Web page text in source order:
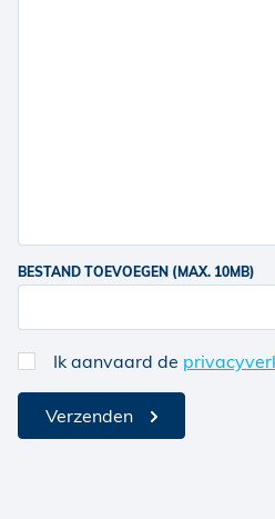
BESTAND TOEVOEGEN (MAX. 10MB)
Ik aanvaard de
Verzenden